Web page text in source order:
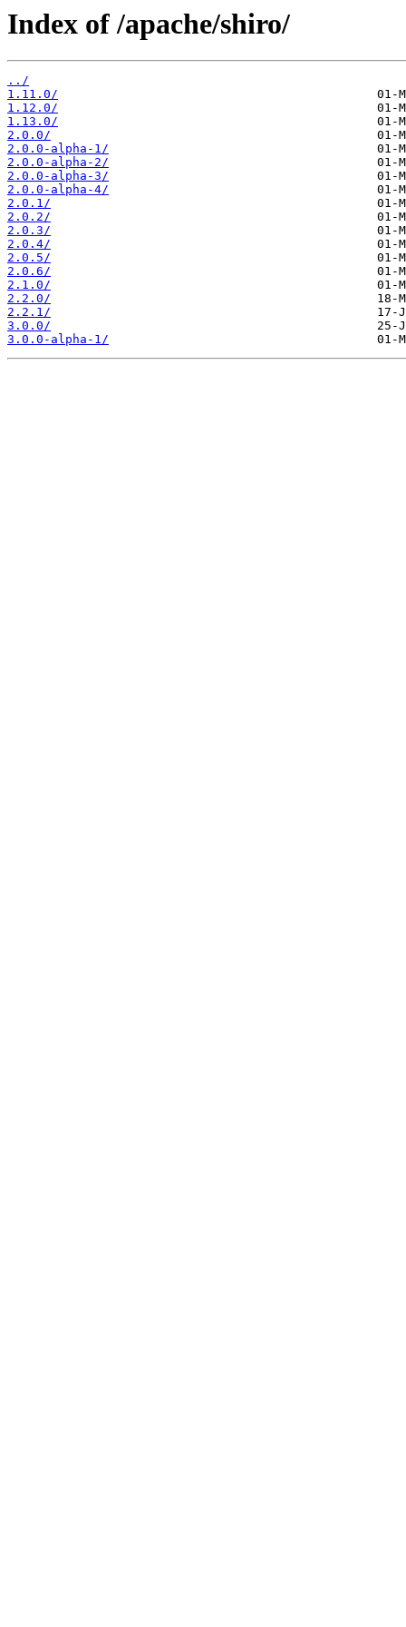
Index of /apache/shiro/
../
1.11.0/
1.12.0/
1.13.0/
2.0.0/
2.0.0-alpha-1/
2.0.0-alpha-2/
2.0.0-alpha-3/
2.0.0-alpha-4/
2.0.1/
2.0.2/
2.0.3/
2.0.4/
2.0.5/
2.0.6/
2.1.0/
2.2.0/
2.2.1/
3.0.0/
3.0.0-alpha-1/